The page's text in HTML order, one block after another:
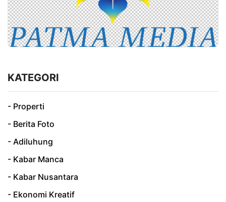
KATEGORI
- Properti
- Berita Foto
- Adiluhung
- Kabar Manca
- Kabar Nusantara
- Ekonomi Kreatif